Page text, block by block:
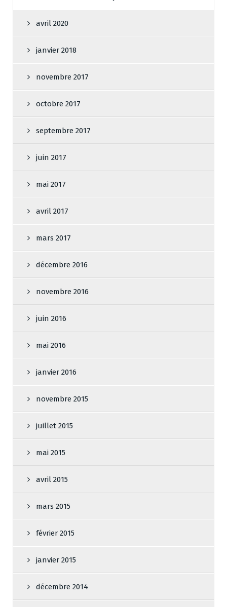
avril 2020
janvier 2018
novembre 2017
octobre 2017
septembre 2017
juin 2017
mai 2017
avril 2017
mars 2017
décembre 2016
novembre 2016
juin 2016
mai 2016
janvier 2016
novembre 2015
juillet 2015
mai 2015
avril 2015
mars 2015
février 2015
janvier 2015
décembre 2014